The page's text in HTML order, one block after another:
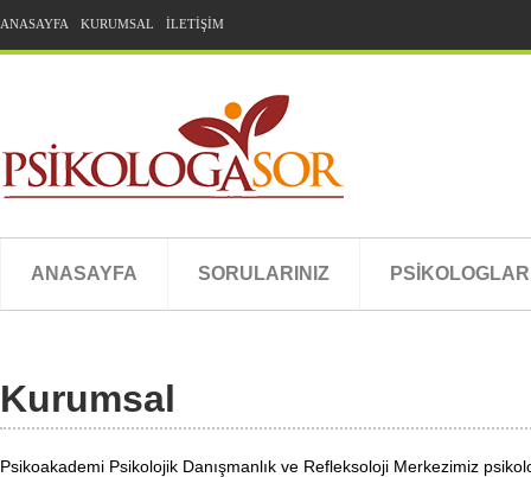
ANASAYFA KURUMSAL İLETİŞİM
ANASAYFA SORULARINIZ
Kurumsal
Psikoakademi Psikolojik Danışmanlık ve Refleksoloji Merkezimiz